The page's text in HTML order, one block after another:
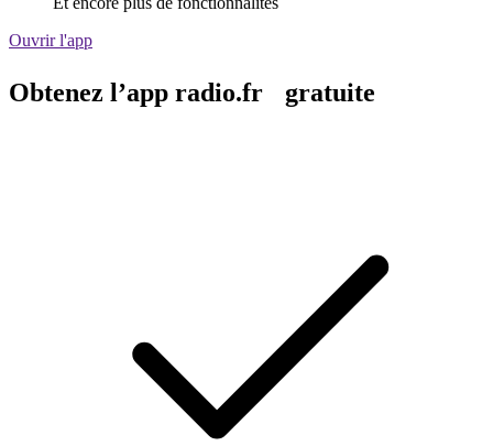
Ouvrir l'app
Obtenez l’app radio.fr gratuite